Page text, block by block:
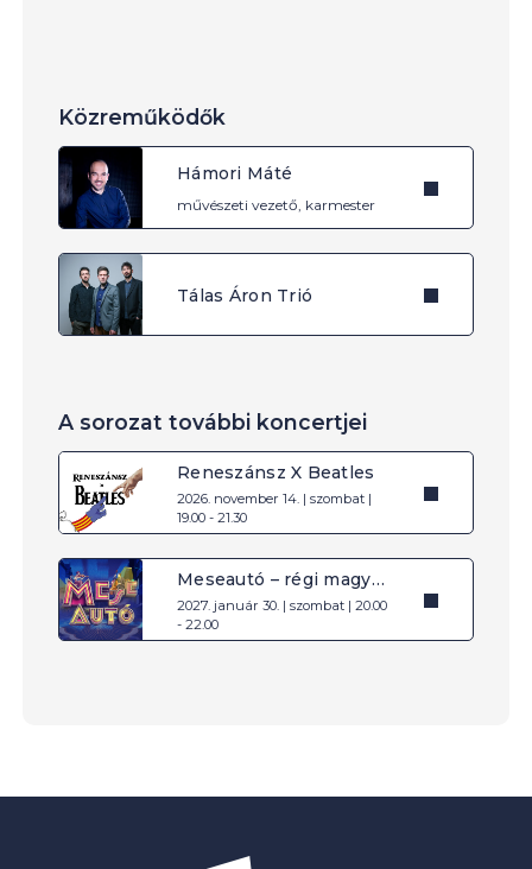
Közreműködők
Hámori Máté
művészeti vezető, karmester
Tálas Áron Trió
A sorozat további koncertjei
Reneszánsz X Beatles
2026. november 14. | szombat |
19.00 - 21.30
Meseautó – régi magyar filmslágerek
2027. január 30. | szombat | 20.00
- 22.00